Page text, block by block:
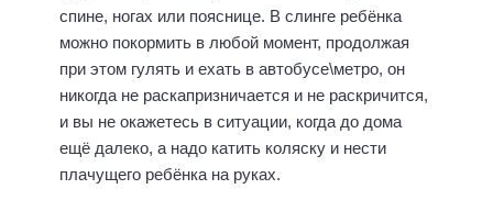
спине, ногах или пояснице. В слинге ребёнка
можно покормить в любой момент, продолжая
при этом гулять и ехать в автобусе\метро, он
никогда не раскапризничается и не раскричится,
и вы не окажетесь в ситуации, когда до дома
ещё далеко, а надо катить коляску и нести
плачущего ребёнка на руках.